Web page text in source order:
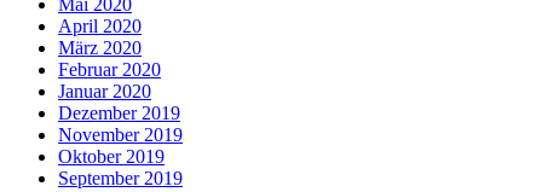
April 2020
März 2020
Februar 2020
Januar 2020
Dezember 2019
November 2019
Oktober 2019
September 2019